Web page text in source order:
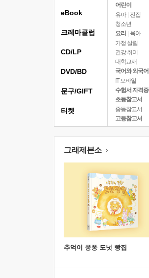
어린이
유아 | 전집
청소년
요리
육아
가정 살림
건강 취미
대학교재
국어와 외국어
IT 모바일
수험서 자격증
초등참고서
중등참고서
고등참고서
eBook
크레마클럽
CD/LP
DVD/BD
문구/GIFT
티켓
그래제본소
추억이 퐁퐁 도넛 빵집